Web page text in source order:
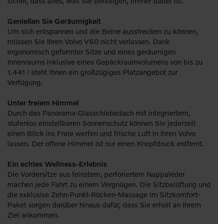
Genießen Sie Geräumigkeit
Um sich entspannen und die Beine ausstrecken zu können,
müssen Sie Ihren Volvo V60 nicht verlassen. Dank
ergonomisch geformter Sitze und eines geräumigen
Innenraums inklusive eines Gepäckraumvolumens von bis zu
1.441 l steht Ihnen ein großzügiges Platzangebot zur
Verfügung.
Unter freiem Himmel
Durch das Panorama-Glasschiebedach mit integriertem,
stufenlos einstellbaren Sonnenschutz können Sie jederzeit
einen Blick ins Freie werfen und frische Luft in Ihren Volvo
lassen. Der offene Himmel ist nur einen Knopfdruck entfernt.
Ein echtes Wellness-Erlebnis
Die Vordersitze aus feinstem, perforiertem Nappaleder
machen jede Fahrt zu einem Vergnügen. Die Sitzbelüftung und
die exklusive Zehn-Punkt-Rücken-Massage im Sitzkomfort-
Paket sorgen darüber hinaus dafür, dass Sie erholt an Ihrem
Ziel ankommen.